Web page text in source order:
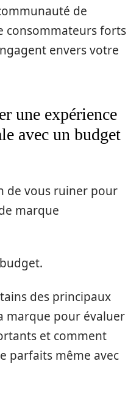
de
consommateurs forts
envers votre
une expérience
avec un budget
de vous ruiner pour
marque
des principaux
marque pour évaluer
et comment
parfaits même avec